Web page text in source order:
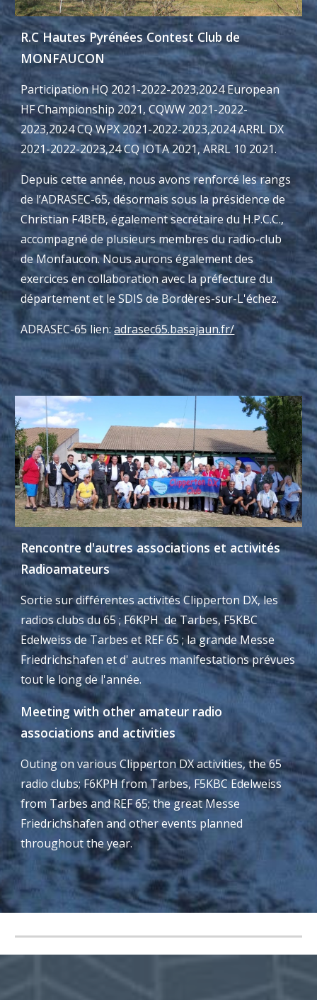
R.C Hautes Pyrénées Contest Club de
MONFAUCON
Participation HQ 2021-2022-2023,2024 European
HF Championship 2021, CQWW 2021-2022-
2023,2024 CQ WPX 2021-2022-2023,2024ARRL DX
2021-2022-2023,24 CQ IOTA 2021, ARRL 10 2021.
Depuis cette année, nous avons renforcé les rangs
de l’ADRASEC-65, désormais sous la présidence de
Christian F4BEB, également secrétaire du H.P.C.C.,
accompagné de plusieurs membres du radio-club
de Monfaucon. Nous aurons également des
exercices en collaboration avec la préfecture du
département et le SDIS de Bordères-sur-L'échez.
ADRASEC-65 lien:adrasec65.basajaun.fr/
Rencontre d'autres associations et activités
Radioamateurs
Sortie sur différentes activités Clipperton DX, les
radios clubs du 65 ; F6KPH de Tarbes, F5KBC
Edelweiss de Tarbes et REF 65 ; la grande Messe
Friedrichshafen et d' autres manifestations prévues
tout le long de l'année.
Meeting with other amateur radio
associations and activities
Outing on various Clipperton DX activities, the 65
radio clubs; F6KPH from Tarbes, F5KBC Edelweiss
from Tarbes and REF 65; the great Messe
Friedrichshafen and other events planned
throughout the year.